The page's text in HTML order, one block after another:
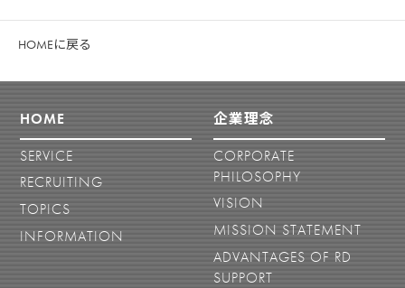
HOMEに戻る
HOME
SERVICE
RECRUITING
TOPICS
INFORMATION
企業理念
CORPORATE
PHILOSOPHY
VISION
MISSION STATEMENT
ADVANTAGES OF RD
SUPPORT